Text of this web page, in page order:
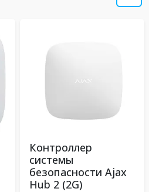
Контроллер
системы
безопасности Ajax
Hub 2 (2G)